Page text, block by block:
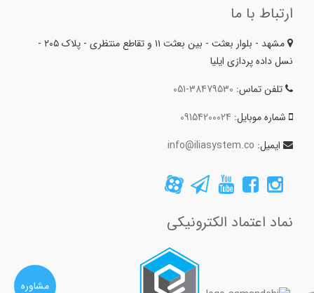
مشاوره
ارتباط با ما
مشهد - بلوار بعثت - بین بعثت ۱۱ و تقاطع منتظری - پلاک ۲۰۵ -
نسل داده پردازی ایلیا
تلفن تماس: 051-38479530
شماره موبایل: 09154200024
ایمیل: info@iliasystem.co
نماد اعتماد الکترونیکی